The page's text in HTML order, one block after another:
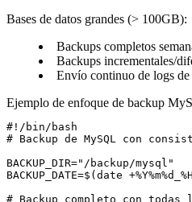
Bases de datos grandes (> 100GB):
Backups completos
Backups incrementales/
Envío continuo de logs de
Ejemplo de enfoque de backup
#!/bin/bash
# Backup de MySQL con
BACKUP_DIR="/backup/mysql"
BACKUP_DATE=$(date
# Backup completo con todas